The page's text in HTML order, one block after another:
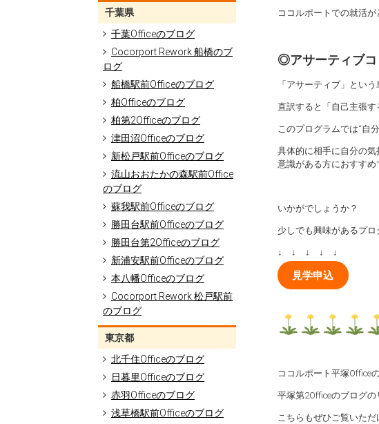
千葉県
千葉Officeのブログ
Cocorport Rework 船橋のブ
ログ
船橋駅前Officeのブログ
柏Officeのブログ
柏第2Officeのブログ
津田沼Officeのブログ
新松戸駅前Officeのブログ
流山おおたかの森駅前Office
のブログ
蘇我駅前Officeのブログ
勝田台駅前Officeのブログ
勝田台第2Officeのブログ
新浦安駅前Officeのブログ
本八幡Officeのブログ
Cocorport Rework 松戸駅前
のブログ
東京都
北千住Officeのブログ
日暮里Officeのブログ
赤羽Officeのブログ
浅草橋駅前Officeのブログ
ココルポートでの就活
◎アサーティブ
「アサーティブ」とい
直訳すると「自己主張す
このプログラムでは“自
具体的に相手に自分の
意識がある方におすすめ
いかがでしょうか？
少しでも興味があるプ
↓ ↓ ↓ ↓ ↓
見学申込
ココルポート平塚Office
平塚第2Officeのブログ
こちらもぜひご覧いただ